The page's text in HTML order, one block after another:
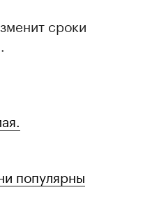
сроки
популярны